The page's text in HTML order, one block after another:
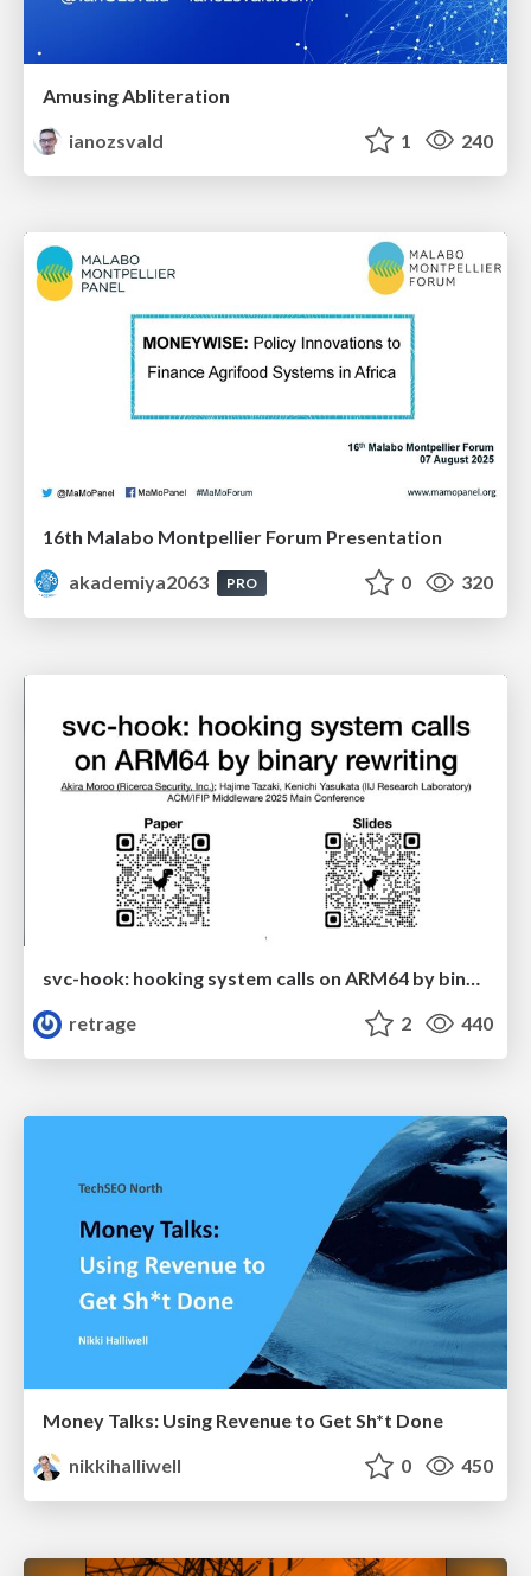
Amusing Abliteration
ianozsvald
1 240
16th Malabo Montpellier Forum Presentation
akademiya2063
PRO 0 320
svc-hook: hooking system calls on ARM64 by binary rewriting
retrage
2 440
Money Talks: Using Revenue to Get Sh*t Done
nikkihalliwell
0 450